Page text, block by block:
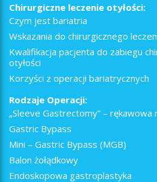
Chirurgiczne leczenie otyłości:
Czym jest bariatria
Wskazania do chirurgicznego
Kwalifikacja pacjenta do zabiegu
otyłości
Korzyści z operacji bariatrycznych
Rodzaje Operacji:
„Sleeve Gastrectomy” – rękawowa
Gastric Bypass
Mini – Gastric Bypass (MGB)
Balon żołądkowy
Endoskopowa gastroplastyka